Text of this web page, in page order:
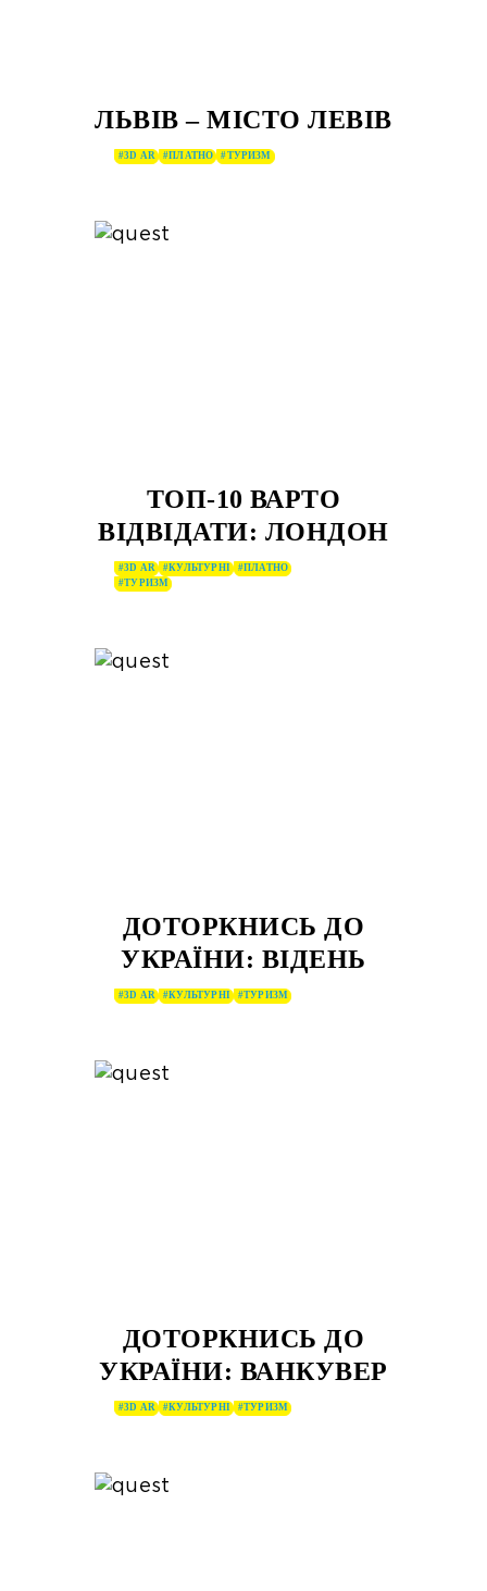
ЛЬВІВ – МІСТО ЛЕВІВ
#3D AR #ПЛАТНО #ТУРИЗМ
ТОП-10 ВАРТО
ВІДВІДАТИ: ЛОНДОН
#3D AR #КУЛЬТУРНІ
#ПЛАТНО
#ТУРИЗМ
ДОТОРКНИСЬ ДО
УКРАЇНИ: ВІДЕНЬ
#3D AR #КУЛЬТУРНІ #ТУРИЗМ
ДОТОРКНИСЬ ДО
УКРАЇНИ: ВАНКУВЕР
#3D AR #КУЛЬТУРНІ #ТУРИЗМ